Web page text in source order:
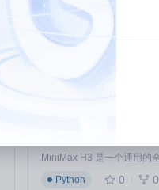
10 5大维度重塑原神体
Python
0 0